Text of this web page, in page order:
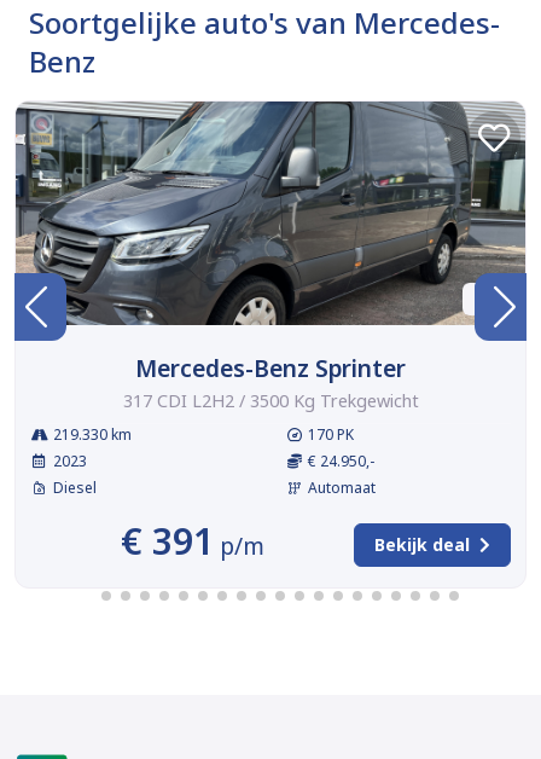
Soortgelijke auto's van Mercedes-
Benz
BTW
Mercedes-Benz Sprinter
317 CDI L2H2 / 3500 Kg Trekgewicht
219.330 km
2023
Diesel
170 PK
€ 24.950,-
Automaat
€ 391 p/m Bekijk deal